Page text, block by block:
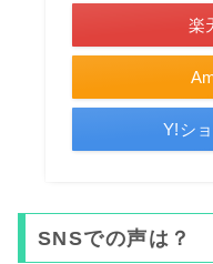
楽
Y!シ
SNSでの声は？